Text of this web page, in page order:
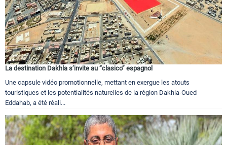
La destination Dakhla s’invite au “clasico” espagnol
Une capsule vidéo promotionnelle, mettant en exergue les atouts
touristiques et les potentialités naturelles de la région Dakhla-Oued
Eddahab, a été réali...